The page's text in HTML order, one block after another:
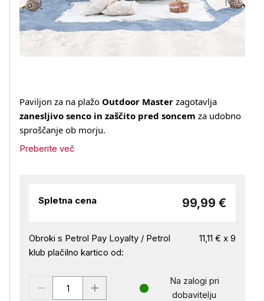
Paviljon za na plažo Outdoor Master zagotavlja
zanesljivo senco in zaščito pred soncem za udobno
sproščanje ob morju.
Preberite več
Spletna cena 99,99 €
Obroki s Petrol Pay Loyalty / Petrol
klub plačilno kartico od:
11,11 € x 9
Na zalogi pri
dobavitelju